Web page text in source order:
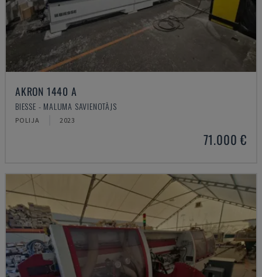
AKRON 1440 A
BIESSE - MALUMA SAVIENOTĀJS
POLIJA 2023
71.000 €